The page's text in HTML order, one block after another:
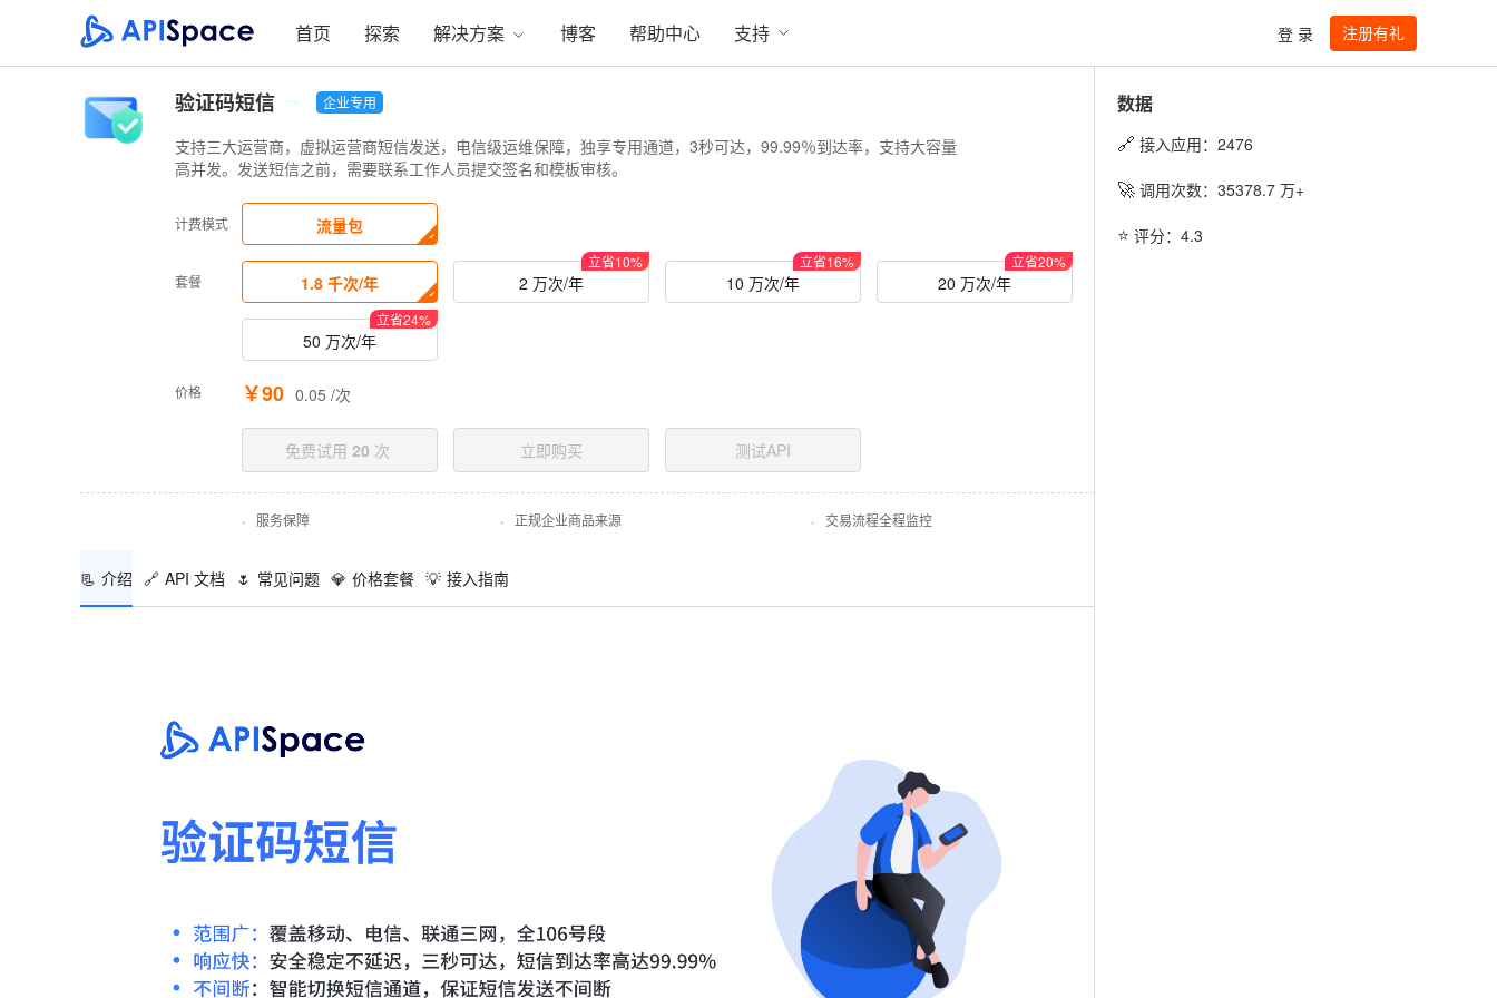
首页 探索 解决方案 博客 帮助中心 支持 登 录 注册有礼
验证码短信 企业专用
支持三大运营商，虚拟运营商短信发送，电信级运维保障，独享专用通道，3秒可达，99.99％到达率，支持大容量
高并发。发送短信之前，需要联系工作人员提交签名和模板审核。
计费模式 流量包
套餐 1.8 千次/年 2 万次/年
立省10%
10 万次/年
立省16%
20 万次/年
立省20%
50 万次/年
立省24%
价格 ￥90 0.05 /次
免费试用 20 次 立即购买 测试API
· 服务保障 · 正规企业商品来源 · 交易流程全程监控
📃 介绍 🔗 API 文档 🌷 常见问题 💎 价格套餐 💡 接入指南
数据
🔗 接入应用： 2476
🚀 调用次数： 35378.7万+
⭐️ 评分： 4.3